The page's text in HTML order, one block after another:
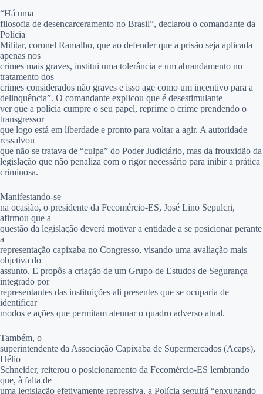
“Há uma
filosofia de desencarceramento no Brasil”, declarou o comandante da
Polícia
Militar, coronel Ramalho, que ao defender que a prisão seja aplicada
apenas nos
crimes mais graves, institui uma tolerância e um abrandamento no
tratamento dos
crimes considerados não graves e isso age como um incentivo para a
delinquência”. O comandante explicou que é desestimulante
ver que a polícia cumpre o seu papel, reprime o crime prendendo o
transgressor
que logo está em liberdade e pronto para voltar a agir. A autoridade
ressalvou
que não se tratava de “culpa” do Poder Judiciário, mas da frouxidão da
legislação que não penaliza com o rigor necessário para inibir a prática
criminosa.
Manifestando-se
na ocasião, o presidente da Fecomércio-ES, José Lino Sepulcri,
afirmou que a
questão da legislação deverá motivar a entidade a se posicionar perante
a
representação capixaba no Congresso, visando uma avaliação mais
objetiva do
assunto. E propôs a criação de um Grupo de Estudos de Segurança
integrado por
representantes das instituições ali presentes que se ocuparia de
identificar
modos e ações que permitam atenuar o quadro adverso atual.
Também, o
superintendente da Associação Capixaba de Supermercados (Acaps),
Hélio
Schneider, reiterou o posicionamento da Fecomércio-ES lembrando
que, à falta de
uma legislação efetivamente repressiva, a Polícia seguirá “enxugando